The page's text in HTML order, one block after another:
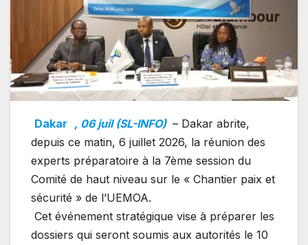
Dakar , 06 juil (SL-INFO) – Dakar abrite,
depuis ce matin, 6 juillet 2026, la réunion des
experts préparatoire à la 7ème session du
Comité de haut niveau sur le « Chantier paix et
sécurité » de l’UEMOA.
Cet événement stratégique vise à préparer les
dossiers qui seront soumis aux autorités le 10